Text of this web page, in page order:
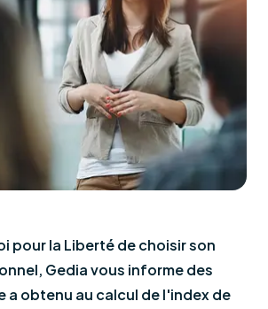
pour la Liberté de choisir son
Gedia vous informe des
a obtenu au calcul de l'index de